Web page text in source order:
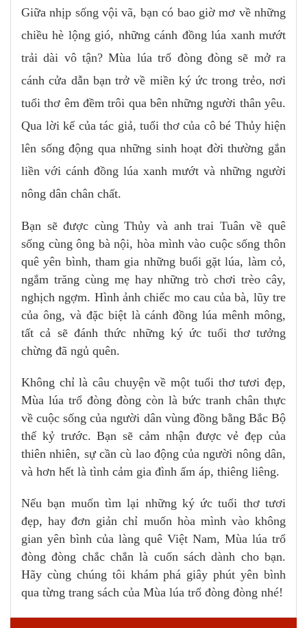
Giữa nhịp sống vội vã, bạn có bao giờ mơ về những
chiều hè lộng gió, những cánh đồng lúa xanh mướt
trải dài vô tận? Mùa lúa trổ đòng đòng sẽ mở ra
cánh cửa dẫn bạn trở về miền ký ức trong trẻo, nơi
tuổi thơ êm đềm trôi qua bên những người thân yêu.
Qua lời kể của tác giả, tuổi thơ của cô bé Thủy hiện
lên sống động qua những sinh hoạt đời thường gắn
liền với cánh đồng lúa xanh mướt và những người
nông dân chân chất.
Bạn sẽ được cùng Thủy và anh trai Tuân về quê
sống cùng ông bà nội, hòa mình vào cuộc sống thôn
quê yên bình, tham gia những buổi gặt lúa, làm cỏ,
ngắm trăng cùng mẹ hay những trò chơi trèo cây,
nghịch ngợm. Hình ảnh chiếc mo cau của bà, lũy tre
của ông, và đặc biệt là cánh đồng lúa mênh mông,
tất cả sẽ đánh thức những ký ức tuổi thơ tưởng
chừng đã ngủ quên.
Không chỉ là câu chuyện về một tuổi thơ tươi đẹp,
Mùa lúa trổ đòng đòng còn là bức tranh chân thực
về cuộc sống của người dân vùng đồng bằng Bắc Bộ
thế kỷ trước. Bạn sẽ cảm nhận được vẻ đẹp của
thiên nhiên, sự cần cù lao động của người nông dân,
và hơn hết là tình cảm gia đình ấm áp, thiêng liêng.
Nếu bạn muốn tìm lại những ký ức tuổi thơ tươi
đẹp, hay đơn giản chỉ muốn hòa mình vào không
gian yên bình của làng quê Việt Nam, Mùa lúa trổ
đòng đòng chắc chắn là cuốn sách dành cho bạn.
Hãy cùng chúng tôi khám phá giây phút yên bình
qua từng trang sách của Mùa lúa trổ đòng đòng nhé!